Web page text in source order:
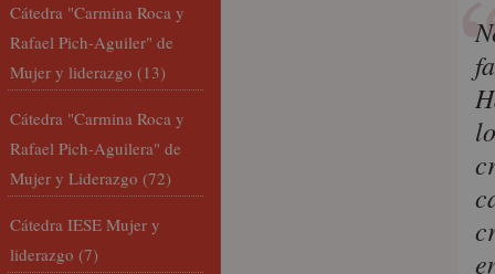
Cátedra "Carmina Roca y
Rafael Pich-Aguiler" de
Mujer y liderazgo (13)
Cátedra "Carmina Roca y
Rafael Pich-Aguilera" de
Mujer y Liderazgo (72)
Cátedra IESE Mujer y
liderazgo (7)